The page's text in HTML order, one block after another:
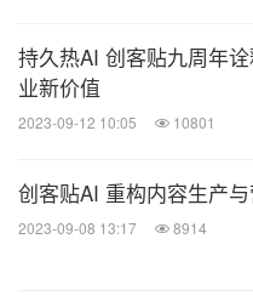
持久热AI 创客贴九周年
业新价值
2023-09-12 10:05 10801
创客贴AI 重构内容生产
2023-09-08 13:17 8914